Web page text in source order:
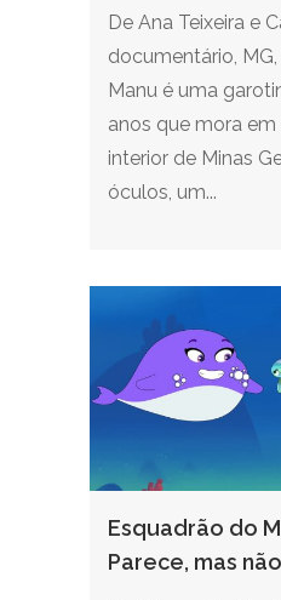
De Ana Teixeira e
documentário, MG,
Manu é uma
anos que mora em
interior de Minas
óculos, um...
Esquadrão do
Parece, mas